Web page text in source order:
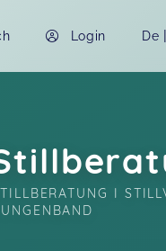
Login De |
I